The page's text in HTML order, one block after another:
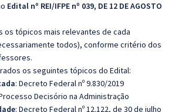
Edital nº REI/IFPE nº 039, DE 12 DE AGOSTO
os tópicos mais relevantes de cada
todos), conforme critério dos
os seguintes tópicos do Edital:
: Decreto Federal nº 9.830/2019
Decisório na Administração
: Decreto Federal nº 12.122, de 30 de julho